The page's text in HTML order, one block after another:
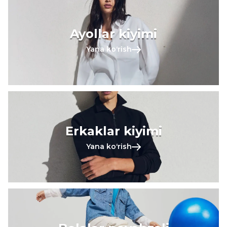
Ayollar kiyimi
Yana koʻrish
Erkaklar kiyimi
Yana koʻrish